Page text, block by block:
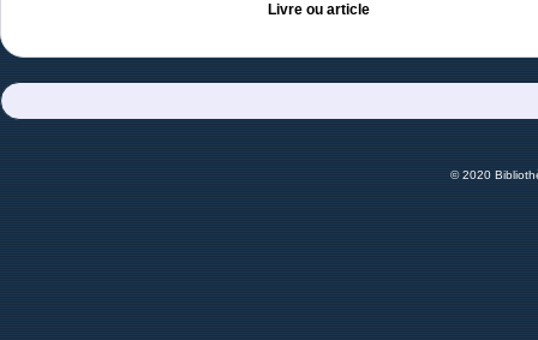
Livre ou article
© 2020